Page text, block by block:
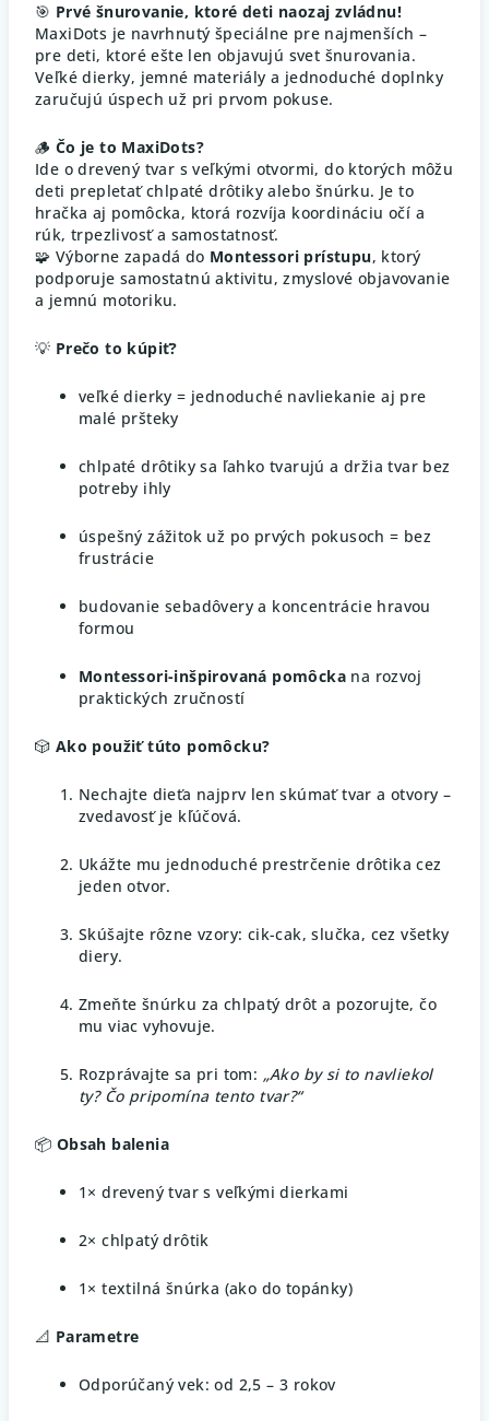
🎯 Prvé šnurovanie, ktoré deti naozaj zvládnu!
MaxiDots je navrhnutý špeciálne pre najmenších –
pre deti, ktoré ešte len objavujú svet šnurovania.
Veľké dierky, jemné materiály a jednoduché doplnky
zaručujú úspech už pri prvom pokuse.
🪵 Čo je to MaxiDots?
Ide o drevený tvar s veľkými otvormi, do ktorých môžu
deti prepletať chlpaté drôtiky alebo šnúrku. Je to
hračka aj pomôcka, ktorá rozvíja koordináciu očí a
rúk, trpezlivosť a samostatnosť.
🧩 Výborne zapadá do Montessori prístupu, ktorý
podporuje samostatnú aktivitu, zmyslové objavovanie
a jemnú motoriku.
💡 Prečo to kúpiť?
veľké dierky = jednoduché navliekanie aj pre
malé pršteky
chlpaté drôtiky sa ľahko tvarujú a držia tvar bez
potreby ihly
úspešný zážitok už po prvých pokusoch = bez
frustrácie
budovanie sebadôvery a koncentrácie hravou
formou
Montessori-inšpirovaná pomôcka na rozvoj
praktických zručností
🎲 Ako použiť túto pomôcku?
Nechajte dieťa najprv len skúmať tvar a otvory –
zvedavosť je kľúčová.
Ukážte mu jednoduché prestrčenie drôtika cez
jeden otvor.
Skúšajte rôzne vzory: cik-cak, slučka, cez všetky
diery.
Zmeňte šnúrku za chlpatý drôt a pozorujte, čo
mu viac vyhovuje.
Rozprávajte sa pri tom: „Ako by si to navliekol
ty? Čo pripomína tento tvar?“
📦 Obsah balenia
1× drevený tvar s veľkými dierkami
2× chlpatý drôtik
1× textilná šnúrka (ako do topánky)
📐 Parametre
Odporúčaný vek: od 2,5 – 3 rokov